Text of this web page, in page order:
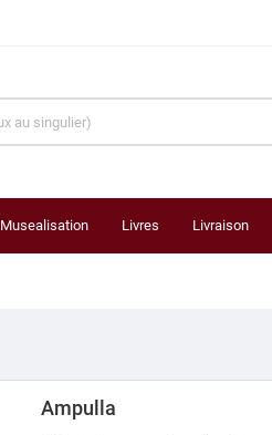
Musealisation Livres Livraison
Ampulla